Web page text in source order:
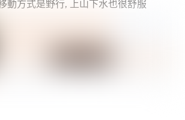
動方式是野行, 上山下水也很舒服